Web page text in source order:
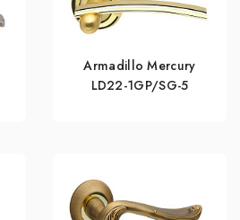
Armadillo Mercury
LD22-1GP/SG-5